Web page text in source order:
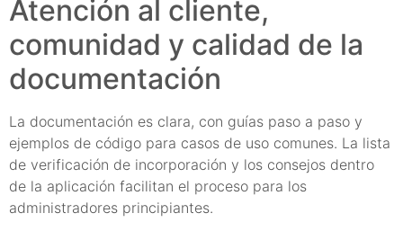
Atención al cliente,
comunidad y calidad de la
documentación
La documentación es clara, con guías paso a paso y
ejemplos de código para casos de uso comunes. La lista
de verificación de incorporación y los consejos dentro
de la aplicación facilitan el proceso para los
administradores principiantes.